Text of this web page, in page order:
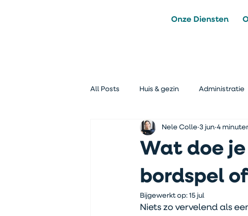
Onze Diensten
All Posts Huis & gezin Administratie
Afval minderen Voor en Na
Wat doe
bordspel
Nele Colle 3 jun 4
Bijgewerkt op: 15 jul
Niets zo vervelend als